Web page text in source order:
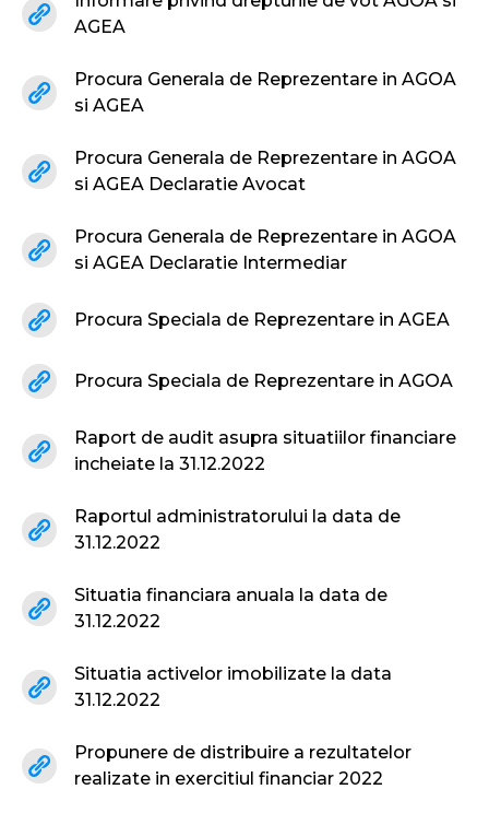
AGEA
Procura Generala de Reprezentare in AGOA
si AGEA
Procura Generala de Reprezentare in AGOA
si AGEA Declaratie Avocat
Procura Generala de Reprezentare in AGOA
si AGEA Declaratie Intermediar
Procura Speciala de Reprezentare in AGEA
Procura Speciala de Reprezentare in AGOA
Raport de audit asupra situatiilor financiare
incheiate la 31.12.2022
Raportul administratorului la data de
31.12.2022
Situatia financiara anuala la data de
31.12.2022
Situatia activelor imobilizate la data
31.12.2022
Propunere de distribuire a rezultatelor
realizate in exercitiul financiar 2022